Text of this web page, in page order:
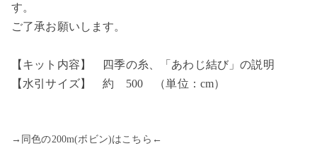
す。
ご了承お願いします。
【キット内容】 四季の糸、「あわじ結び」の説明
【水引サイズ】 約 500 （単位：cm）
→同色の200m(ボビン)はこちら←